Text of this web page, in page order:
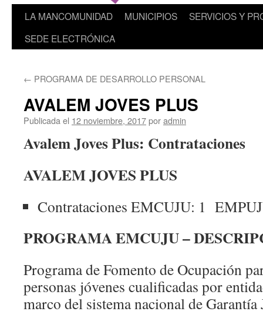
LA MANCOMUNIDAD MUNICIPIOS
SERVICIOS Y
SEDE ELECTRÓNICA
← PROGRAMA DE DESARROLLO PERSONAL
AVALEM JOVES PLUS
Publicada el 12 noviembre, 2017poradmin
Avalem Joves Plus: Contrataciones
AVALEM JOVES PLUS
Contrataciones EMCUJU: 1
PROGRAMA EMCUJU –
Programa de Fomento de Ocupación
personas jóvenes cualificadas por
marco del sistema nacional de Garantía